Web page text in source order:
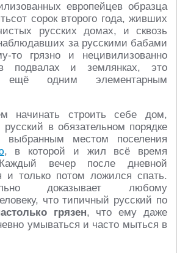
европейцев образца
сорок второго года, живших
русских домах, и сквозь
за русскими бабами
то грязно и нецивилизованно
подвалах и землянках, это
ещё одним элементарным
начинать строить себе дом,
в обязательном порядке
местом поселения
, в которой и жил всё время
Каждый вечер после дневной
только потом ложился спать.
доказывает любому
что типичный русский по
грязен, что ему даже
умываться и часто мыться в